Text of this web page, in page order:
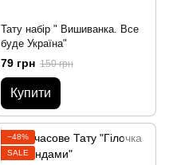
Тату набір " Вишиванка. Все
буде Україна"
79 грн 150 грн
Купити
−48%
SALE